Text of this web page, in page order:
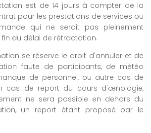
est de 14 jours à compter de la
pour les prestations de services ou
qui ne serait pas pleinement
du délai de rétractation.
se réserve le droit d'annuler et de
faute de participants, de météo
de personnel, ou autre cas de
cas de report du cours d'œnologie,
ne sera possible en dehors du
un report étant proposé par le